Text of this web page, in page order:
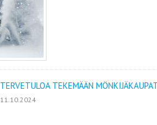
TERVETULOA TEKEMÄÄN
11.10.2024